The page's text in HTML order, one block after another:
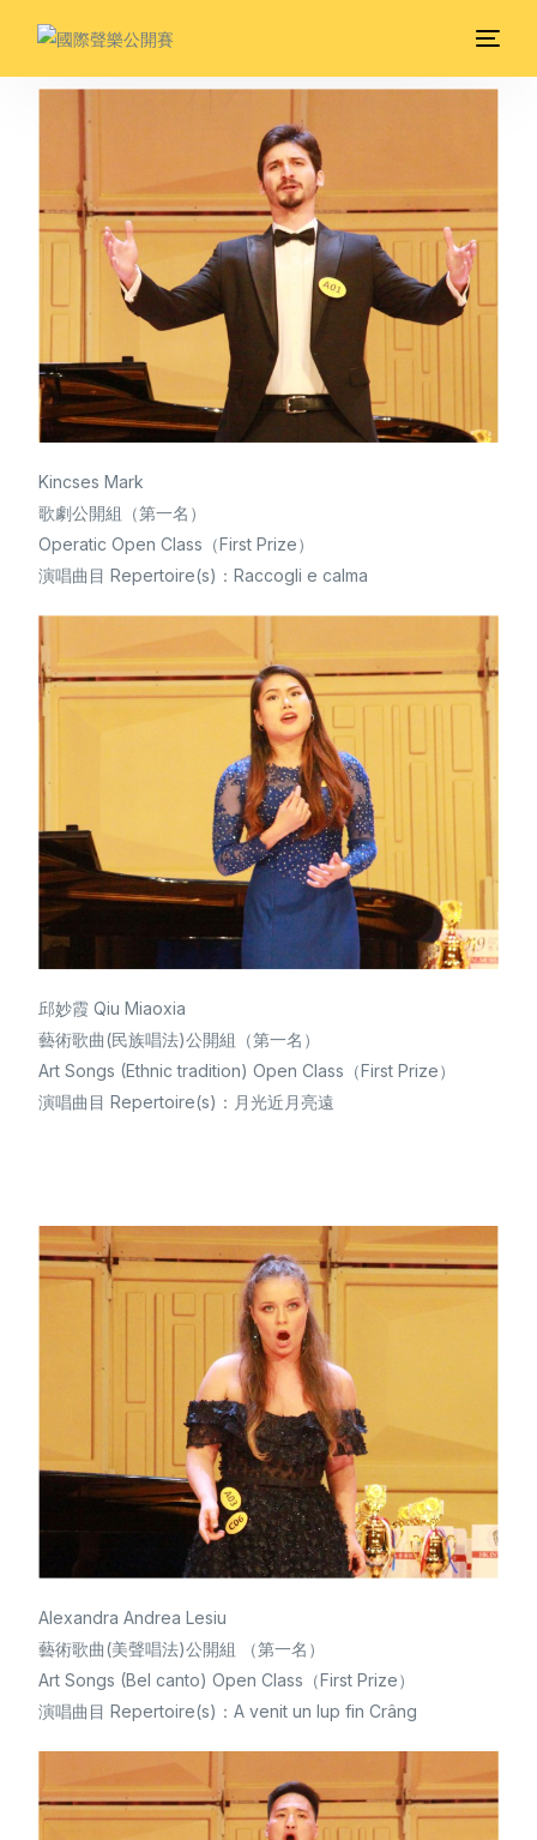
Kincses Mark
歌劇公開組（第一名）
Operatic Open Class（First Prize）
演唱曲目 Repertoire(s)：Raccogli e calma
邱妙霞 Qiu Miaoxia
藝術歌曲(民族唱法)公開組（第一名）
Art Songs (Ethnic tradition) Open Class（First Prize）
演唱曲目 Repertoire(s)：月光近月亮遠
Alexandra Andrea Lesiu
藝術歌曲(美聲唱法)公開組 （第一名）
Art Songs (Bel canto) Open Class（First Prize）
演唱曲目 Repertoire(s)：A venit un lup fin Crâng
繁體中文